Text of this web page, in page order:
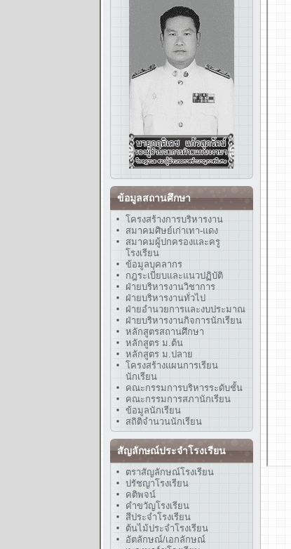
ข้อมูลสถานศึกษา
โครงสร้างการบริหารงาน
สมาคมศิษย์เก่าเทา-แดง
สมาคมผู้ปกครองและครู
โรงเรียน
ข้อมูลบุคลากร
กฎระเบียบและแนวปฏิบัติ
ฝ่ายบริหารงานวิชาการ
ฝ่ายบริหารงานทั่วไป
ฝ่ายอำนวยการและงบประมาณ
ฝ่ายบริหารงานกิจการนักเรียน
หลักสูตรสถานศึกษา
หลักสูตร ม.ต้น
หลักสูตร ม.ปลาย
โครงสร้างแผนการเรียน
นักเรียน
คณะกรรมการบริหารระดับชั้น
คณะกรรมการสภานักเรียน
ข้อมูลนักเรียน
สถิติจำนวนนักเรียน
สัญลักษณ์ประจำโรงเรียน
ตราสัญลักษณ์โรงเรียน
ปรัชญาโรงเรียน
คติพจน์
คำขวัญโรงเรียน
สีประจำโรงเรียน
ต้นไม้ประจำโรงเรียน
อัตลักษณ์/เอกลักษณ์